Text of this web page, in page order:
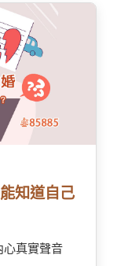
知道自己
心真實聲音